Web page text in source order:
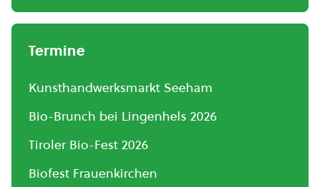
Termine
Kunsthandwerksmarkt Seeham
Bio-Brunch bei Lingenhels 2026
Tiroler Bio-Fest 2026
Biofest Frauenkirchen